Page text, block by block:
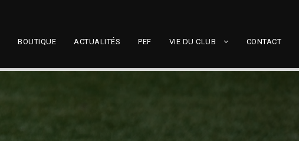
BOUTIQUE ACTUALITÉS PEF VIE DU CLUB CONTACT